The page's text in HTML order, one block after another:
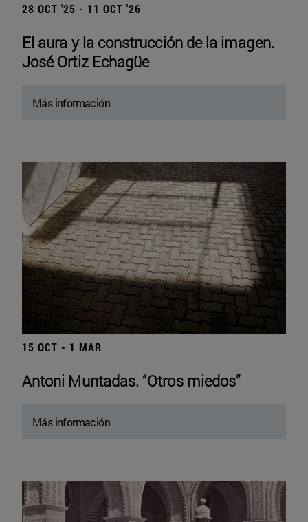
28 OCT '25 - 11 OCT '26
El aura y la construcción de la imagen.
José Ortiz Echagüe
Más información
15 OCT - 1 MAR
Antoni Muntadas. “Otros miedos”
Más información